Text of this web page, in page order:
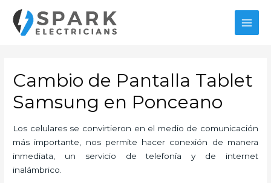
contenido
Cambio de Pantalla Tablet
Samsung en Ponceano
Los celulares se convirtieron en el medio de comunicación
más importante, nos permite hacer conexión de manera
inmediata, un servicio de telefonía y de internet
inalámbrico.